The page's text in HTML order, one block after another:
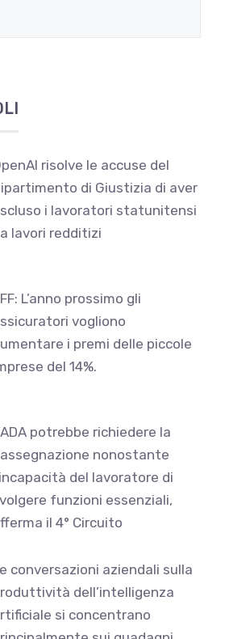
risolve le accuse del
di Giustizia di aver
i lavoratori statunitensi
lavori redditizi
L’anno prossimo gli
vogliono
i premi delle piccole
del 14%.
potrebbe richiedere la
nonostante
del lavoratore di
funzioni essenziali,
il 4° Circuito
conversazioni aziendali sulla
dell’intelligenza
si concentrano